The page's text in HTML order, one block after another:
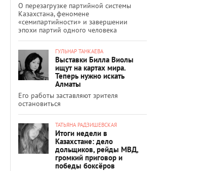
О перезагрузке партийной системы
Казахстана, феномене
«семипартийности» и завершении
эпохи партий одного человека
ГУЛЬНАР ТАНКАЕВА
Выставки Билла Виолы
ищут на картах мира.
Теперь нужно искать
Алматы
Его работы заставляют зрителя
остановиться
ТАТЬЯНА РАДЗИШЕВСКАЯ
Итоги недели в
Казахстане: дело
дольщиков, рейды МВД,
громкий приговор и
победы боксёров